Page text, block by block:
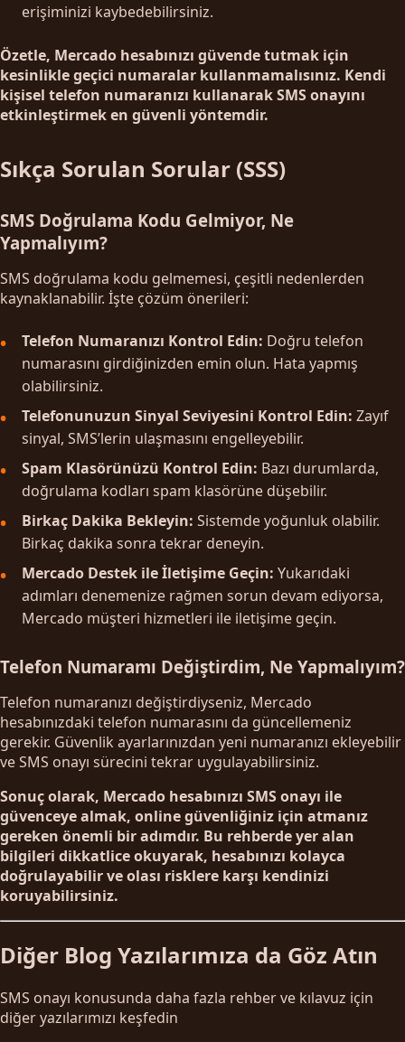
erişiminizi kaybedebilirsiniz.
Özetle, Mercado hesabınızı güvende tutmak için
kesinlikle geçici numaralar kullanmamalısınız. Kendi
kişisel telefon numaranızı kullanarak SMS onayını
etkinleştirmek en güvenli yöntemdir.
Sıkça Sorulan Sorular (SSS)
SMS Doğrulama Kodu Gelmiyor, Ne
Yapmalıyım?
SMS doğrulama kodu gelmemesi, çeşitli nedenlerden
kaynaklanabilir. İşte çözüm önerileri:
Telefon Numaranızı Kontrol Edin: Doğru telefon
numarasını girdiğinizden emin olun. Hata yapmış
olabilirsiniz.
Telefonunuzun Sinyal Seviyesini Kontrol Edin: Zayıf
sinyal, SMS’lerin ulaşmasını engelleyebilir.
Spam Klasörünüzü Kontrol Edin: Bazı durumlarda,
doğrulama kodları spam klasörüne düşebilir.
Birkaç Dakika Bekleyin: Sistemde yoğunluk olabilir.
Birkaç dakika sonra tekrar deneyin.
Mercado Destek ile İletişime Geçin: Yukarıdaki
adımları denemenize rağmen sorun devam ediyorsa,
Mercado müşteri hizmetleri ile iletişime geçin.
Telefon Numaramı Değiştirdim, Ne Yapmalıyım?
Telefon numaranızı değiştirdiyseniz, Mercado
hesabınızdaki telefon numarasını da güncellemeniz
gerekir. Güvenlik ayarlarınızdan yeni numaranızı ekleyebilir
ve SMS onayı sürecini tekrar uygulayabilirsiniz.
Sonuç olarak, Mercado hesabınızı SMS onayı ile
güvenceye almak, online güvenliğiniz için atmanız
gereken önemli bir adımdır. Bu rehberde yer alan
bilgileri dikkatlice okuyarak, hesabınızı kolayca
doğrulayabilir ve olası risklere karşı kendinizi
koruyabilirsiniz.
Diğer Blog Yazılarımıza da Göz Atın
SMS onayı konusunda daha fazla rehber ve kılavuz için
diğer yazılarımızı keşfedin